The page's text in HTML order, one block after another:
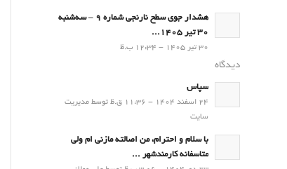
هشدار جوی سطح نارنجی شماره 9 – سه‌شنبه
30 تیر 1405...
30 تیر 1405 - 12:34 ب.ظ
دیدگاه
سپاس
24 اسفند 1404 - 11:36 ق.ظ توسط مدیریت
سایت
با سلام و احترام، من اصالته مازنی ام ولی
متاسفانه کارمندشهر ...